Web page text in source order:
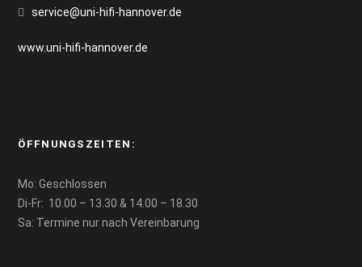
service@uni-hifi-hannover.de
www.uni-hifi-hannover.de
ÖFFNUNGSZEITEN:
Mo: Geschlossen
Di-Fr: 10.00 – 13.30 & 14.00 – 18.30
Sa: Termine nur nach Vereinbarung